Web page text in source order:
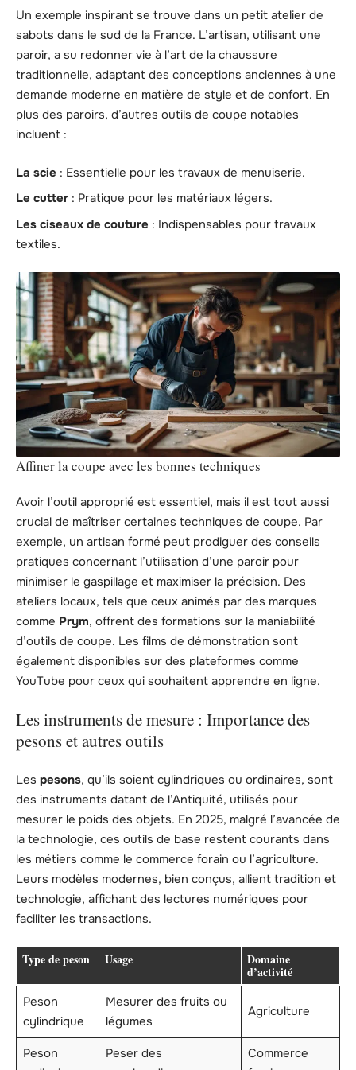
Un exemple inspirant se trouve dans un petit atelier de
sabots dans le sud de la France. L’artisan, utilisant une
paroir, a su redonner vie à l’art de la chaussure
traditionnelle, adaptant des conceptions anciennes à une
demande moderne en matière de style et de confort. En
plus des paroirs, d’autres outils de coupe notables
incluent :
La scie : Essentielle pour les travaux de menuiserie.
Le cutter : Pratique pour les matériaux légers.
Les ciseaux de couture : Indispensables pour travaux
textiles.
Affiner la coupe avec les bonnes techniques
Avoir l’outil approprié est essentiel, mais il est tout aussi
crucial de maîtriser certaines techniques de coupe. Par
exemple, un artisan formé peut prodiguer des conseils
pratiques concernant l’utilisation d’une paroir pour
minimiser le gaspillage et maximiser la précision. Des
ateliers locaux, tels que ceux animés par des marques
comme Prym, offrent des formations sur la maniabilité
d’outils de coupe. Les films de démonstration sont
également disponibles sur des plateformes comme
YouTube pour ceux qui souhaitent apprendre en ligne.
Les instruments de mesure : Importance des
pesons et autres outils
Les pesons, qu’ils soient cylindriques ou ordinaires, sont
des instruments datant de l’Antiquité, utilisés pour
mesurer le poids des objets. En 2025, malgré l’avancée de
la technologie, ces outils de base restent courants dans
les métiers comme le commerce forain ou l’agriculture.
Leurs modèles modernes, bien conçus, allient tradition et
technologie, affichant des lectures numériques pour
faciliter les transactions.
Type de peson Usage Domaine
d’activité
Peson
cylindrique
Mesurer des fruits ou
légumes
Agriculture
Peson
Peser des
Commerce